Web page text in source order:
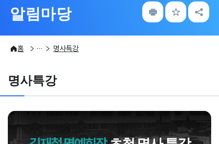
알림마당
인
쇄
즐
겨
공
유
홈
알림마당
수산과학연구 100년 e-기념관
명사특강
명사특강